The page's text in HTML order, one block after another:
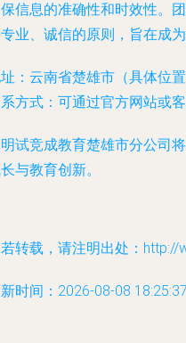
信息的准确性和时效性。
业、诚信的原则，旨在成
：云南省楚雄市（具体位置
方式：可通过官方网站或
试竞成教育楚雄市分公司
与教育创新。
转载，请注明出处：http://
时间：2026-08-08 18:25:37